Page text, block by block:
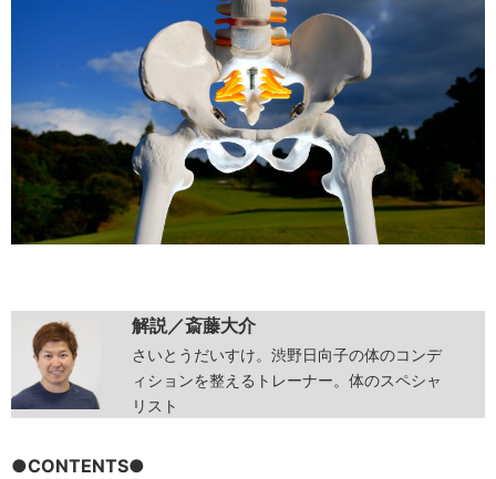
解説／斎藤大介
さいとうだいすけ。渋野日向子の体のコンデ
ィションを整えるトレーナー。体のスペシャ
リスト
●CONTENTS●